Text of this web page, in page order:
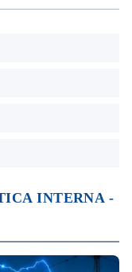
INTERNA -